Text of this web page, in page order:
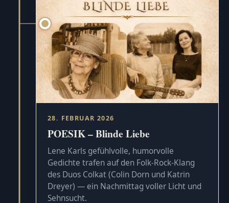
28. FEBRUAR 2026
POESIK – Blinde Liebe
Lene Karls gefühlvolle, humorvolle
Gedichte trafen auf den Folk-Rock-Klang
des Duos Colkat (Colin Dorn und Katrin
Dreyer) — ein Nachmittag voller Licht und
Sehnsucht.